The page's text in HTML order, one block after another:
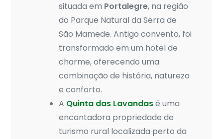
situada em Portalegre, na região
do Parque Natural da Serra de
São Mamede. Antigo convento, foi
transformado em um hotel de
charme, oferecendo uma
combinação de história, natureza
e conforto.
A Quinta das Lavandasé uma
encantadora propriedade de
turismo rural localizada perto da